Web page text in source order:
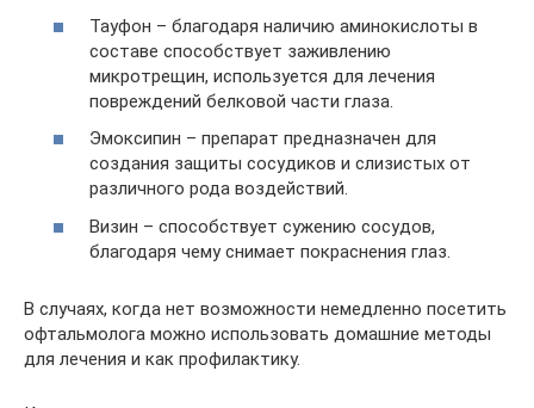
Тауфон – благодаря наличию аминокислоты в
составе способствует заживлению
микротрещин, используется для лечения
повреждений белковой части глаза.
Эмоксипин – препарат предназначен для
создания защиты сосудиков и слизистых от
различного рода воздействий.
Визин – способствует сужению сосудов,
благодаря чему снимает покраснения глаз.
В случаях, когда нет возможности немедленно посетить
офтальмолога можно использовать домашние методы
для лечения и как профилактику.